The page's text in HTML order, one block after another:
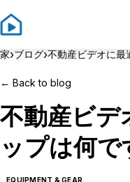
家›ブログ›不動産ビデオに最
← Back to blog
不動産ビデ
ップは何で
EQUIPMENT & GEAR